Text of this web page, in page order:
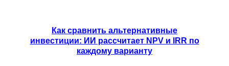
Как сравнить альтернативные
инвестиции: ИИ рассчитает NPV и IRR по
каждому варианту